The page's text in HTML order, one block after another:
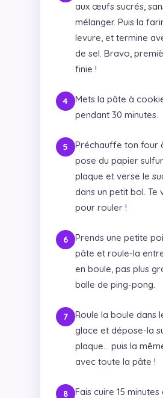
aux œufs sucrés,
mélanger. Puis la
levure, et termine
de sel. Bravo,
finie !
Mets la pâte à
pendant 30 minutes.
Préchauffe ton four
pose du papier
plaque et verse le
dans un petit bol. Te
pour rouler !
Prends une petite
pâte et roule-la
en boule, pas plus
balle de ping-pong.
Roule la boule dans
glace et dépose-la
plaque… puis la
avec toute la pâte !
Fais cuire 15 minutes